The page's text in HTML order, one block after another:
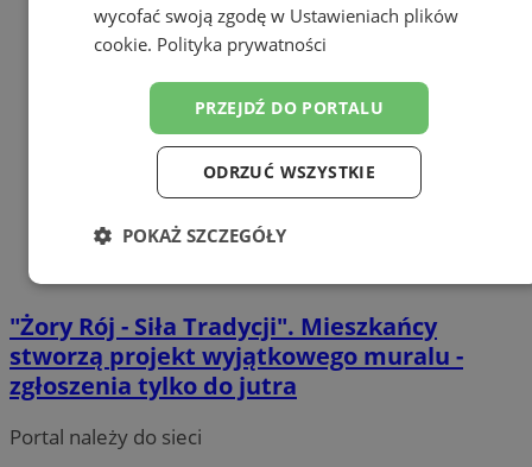
"Żory Rój - Siła Tradycji". Mieszkańcy
stworzą projekt wyjątkowego muralu -
zgłoszenia tylko do jutra
Portal należy do sieci
wycofać swoją zgodę w Ustawieniach plików
cookie. Polityka prywatności
PRZEJDŹ DO PORTALU
ODRZUĆ WSZYSTKIE
POKAŻ SZCZEGÓŁY
Niezbędne Wydajność Targetowanie
Funkcjonalność